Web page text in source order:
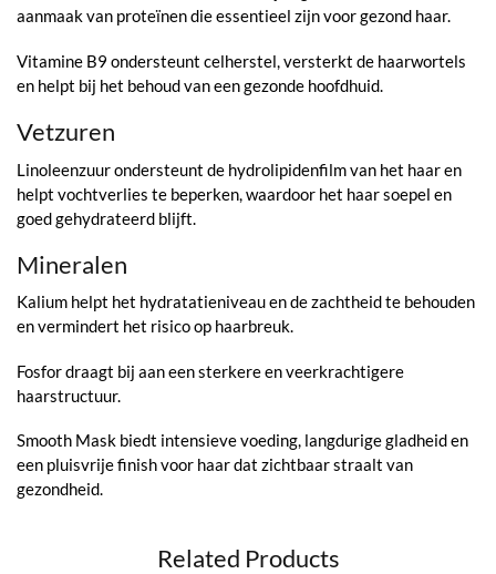
aanmaak van proteïnen die essentieel zijn voor gezond haar.
Vitamine B9 ondersteunt celherstel, versterkt de haarwortels
en helpt bij het behoud van een gezonde hoofdhuid.
Vetzuren
Linoleenzuur ondersteunt de hydrolipidenfilm van het haar en
helpt vochtverlies te beperken, waardoor het haar soepel en
goed gehydrateerd blijft.
Mineralen
Kalium helpt het hydratatieniveau en de zachtheid te behouden
en vermindert het risico op haarbreuk.
Fosfor draagt bij aan een sterkere en veerkrachtigere
haarstructuur.
Smooth Mask biedt intensieve voeding, langdurige gladheid en
een pluisvrije finish voor haar dat zichtbaar straalt van
gezondheid.
Related Products